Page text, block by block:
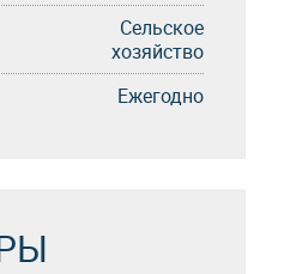
Сельское
хозяйство
Eжегоднo